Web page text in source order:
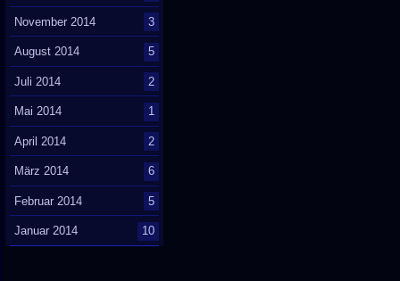
November 2014 3
August 2014 5
Juli 2014 2
Mai 2014 1
April 2014 2
März 2014 6
Februar 2014 5
Januar 2014 10